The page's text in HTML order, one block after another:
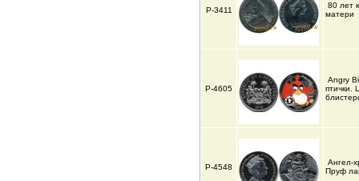
Р-3411
80 лет
матери
Р-4605
Angry
птички.
Р-4548
Ангел-
Пруф